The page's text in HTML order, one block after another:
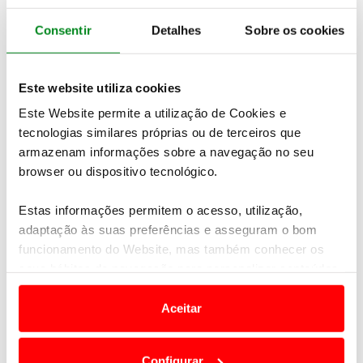
Consentir Detalhes Sobre os cookies
Este website utiliza cookies
Este Website permite a utilização de Cookies e
tecnologias similares próprias ou de terceiros que
armazenam informações sobre a navegação no seu
browser ou dispositivo tecnológico.
Estas informações permitem o acesso, utilização,
adaptação às suas preferências e asseguram o bom
funcionamento do Website, mas também conhecer os
e anúncios de modo a promover produtos e/ou serviços.
Em alguns casos, a utilização destas tecnologias
Aceitar
Consulte aquitodas as classificações
Apoios:
BPI
AUTOS BATERIAS
ÁGUA DO LUSO – HEINEKEN – DHM GOLFE –
ON THE GREEN–HL GROUP REAL ESTATE–